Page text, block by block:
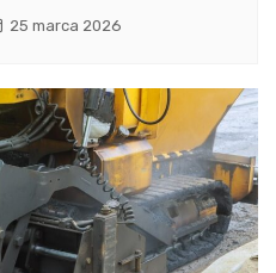
25 marca 2026